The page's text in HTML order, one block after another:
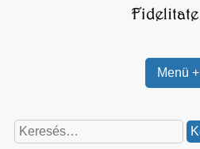
Menü +
Keresés: